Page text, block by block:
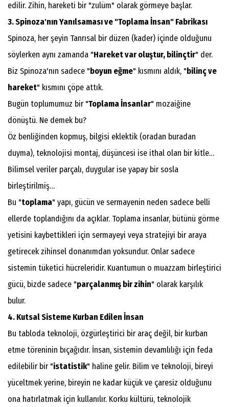
edilir. Zihin, hareketi bir "zulüm" olarak görmeye başlar.
3. Spinoza'nın Yanılsaması ve "Toplama İnsan" Fabrikası
​Spinoza, her şeyin Tanrısal bir düzen (kader) içinde olduğunu
söylerken aynı zamanda "Hareket var oluştur, bilinçtir" der.
Biz Spinoza'nın sadece "boyun eğme" kısmını aldık, "bilinç ve
hareket" kısmını çöpe attık.
​Bugün toplumumuz bir "Toplama İnsanlar" mozaiğine
dönüştü. Ne demek bu?
Öz benliğinden kopmuş, bilgisi eklektik (oradan buradan
duyma), teknolojisi montaj, düşüncesi ise ithal olan bir kitle…
Bilimsel veriler parçalı, duygular ise yapay bir sosla
birleştirilmiş…
​Bu "toplama" yapı, gücün ve sermayenin neden sadece belli
ellerde toplandığını da açıklar. Toplama insanlar, bütünü görme
yetisini kaybettikleri için sermayeyi veya stratejiyi bir araya
getirecek zihinsel donanımdan yoksundur. Onlar sadece
sistemin tüketici hücreleridir. Kuantumun o muazzam birleştirici
gücü, bizde sadece "parçalanmış bir zihin" olarak karşılık
bulur.
4. Kutsal Sisteme Kurban Edilen İnsan
​Bu tabloda teknoloji, özgürleştirici bir araç değil, bir kurban
etme töreninin bıçağıdır. İnsan, sistemin devamlılığı için feda
edilebilir bir "istatistik" haline gelir. Bilim ve teknoloji, bireyi
yüceltmek yerine, bireyin ne kadar küçük ve çaresiz olduğunu
ona hatırlatmak için kullanılır. Korku kültürü, teknolojik